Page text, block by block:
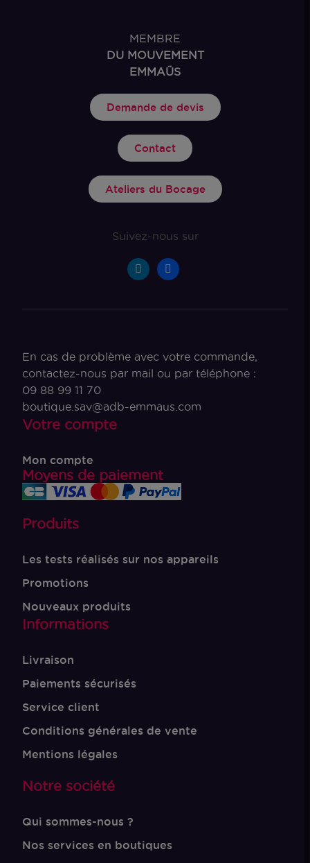
MEMBRE
DU MOUVEMENT
EMMAÜS
Demande de devis
Contact
Ateliers du Bocage
Suivez-nous sur
En cas de problème avec votre commande,
contactez-nous par mail ou par téléphone :
09 88 99 11 70
boutique.sav@adb-emmaus.com
Votre compte
Mon compte
Moyens de paiement
Produits
Les tests réalisés sur nos appareils
Promotions
Nouveaux produits
Informations
Livraison
Paiements sécurisés
Service client
Conditions générales de vente
Mentions légales
Notre société
Qui sommes-nous ?
Nos services en boutiques